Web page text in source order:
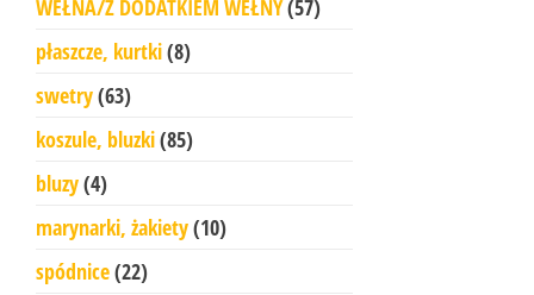
WEŁNA/Z DODATKIEM WEŁNY(57)
płaszcze, kurtki(8)
swetry(63)
koszule, bluzki(85)
bluzy(4)
marynarki, żakiety(10)
spódnice(22)